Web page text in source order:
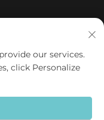
Seramik Sanayi
our services.
click Personalize